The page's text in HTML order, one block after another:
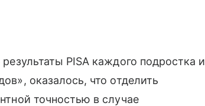
PISA каждого подростка и
оказалось, что отделить
точностью в случае